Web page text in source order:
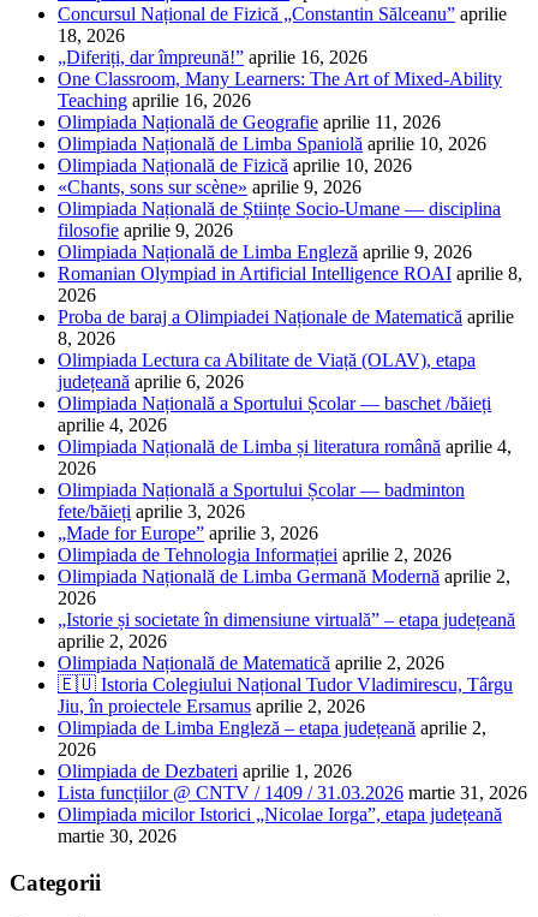
Concursul Național de Fizică „Constantin Sălceanu” aprilie
18, 2026
„Diferiți, dar împreună!” aprilie 16, 2026
One Classroom, Many Learners: The Art of Mixed-Ability
Teaching aprilie 16, 2026
Olimpiada Națională de Geografie aprilie 11, 2026
Olimpiada Națională de Limba Spaniolă aprilie 10, 2026
Olimpiada Națională de Fizică aprilie 10, 2026
«Chants, sons sur scène» aprilie 9, 2026
Olimpiada Națională de Științe Socio-Umane — disciplina
filosofie aprilie 9, 2026
Olimpiada Națională de Limba Engleză aprilie 9, 2026
Romanian Olympiad in Artificial Intelligence ROAI aprilie 8,
2026
Proba de baraj a Olimpiadei Naționale de Matematică aprilie
8, 2026
Olimpiada Lectura ca Abilitate de Viață (OLAV), etapa
județeană aprilie 6, 2026
Olimpiada Națională a Sportului Școlar — baschet /băieți
aprilie 4, 2026
Olimpiada Națională de Limba și literatura română aprilie 4,
2026
Olimpiada Națională a Sportului Școlar — badminton
fete/băieți aprilie 3, 2026
„Made for Europe” aprilie 3, 2026
Olimpiada de Tehnologia Informației aprilie 2, 2026
Olimpiada Națională de Limba Germană Modernă aprilie 2,
2026
„Istorie și societate în dimensiune virtuală” – etapa județeană
aprilie 2, 2026
Olimpiada Națională de Matematică aprilie 2, 2026
🇪🇺 Istoria Colegiului Național Tudor Vladimirescu, Târgu
Jiu, în proiectele Ersamus aprilie 2, 2026
Olimpiada de Limba Engleză – etapa județeană aprilie 2,
2026
Olimpiada de Dezbateri aprilie 1, 2026
Lista funcțiilor @ CNTV / 1409 / 31.03.2026 martie 31, 2026
Olimpiada micilor Istorici „Nicolae Iorga”, etapa județeană
martie 30, 2026
Categorii